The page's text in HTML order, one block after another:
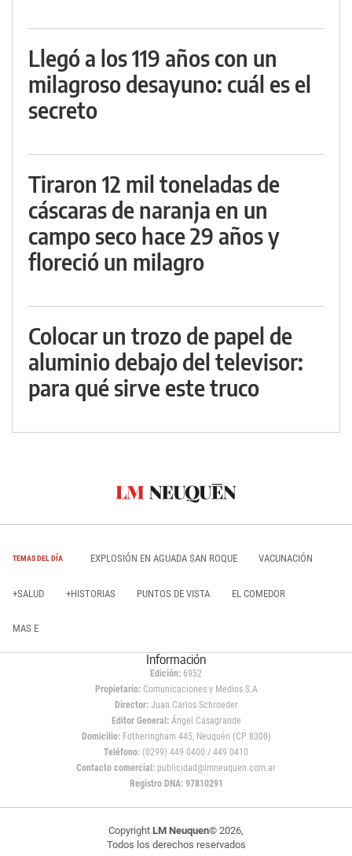
Llegó a los 119 años con un
milagroso desayuno: cuál es el
secreto
Tiraron 12 mil toneladas de
cáscaras de naranja en un
campo seco hace 29 años y
floreció un milagro
Colocar un trozo de papel de
aluminio debajo del televisor:
para qué sirve este truco
TEMAS DEL DÍA EXPLOSIÓN EN AGUADA SAN ROQUE VACUNACIÓN
+SALUD +HISTORIAS PUNTOS DE VISTA EL COMEDOR
MAS E
Información
Edición: 6952
Propietario:Comunicaciones y Medios S.A
Director: Juan Carlos Schroeder
Editor General:Ángel Casagrande
Domicilio:Fotheringham 445, Neuquén (CP 8300)
Teléfono: (0299) 449 0400 / 449 0410
Contacto comercial: publicidad@lmneuquen.com.ar
Registro DNA: 97810291
Copyright LM Neuquen© 2026,
Todos los derechos reservados